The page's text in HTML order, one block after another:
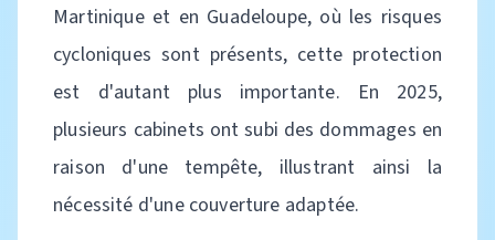
Martinique et en Guadeloupe, où les risques
cycloniques sont présents, cette protection
est d'autant plus importante. En 2025,
plusieurs cabinets ont subi des dommages en
raison d'une tempête, illustrant ainsi la
nécessité d'une couverture adaptée.